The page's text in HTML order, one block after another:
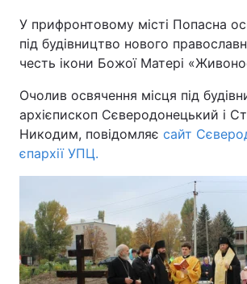
У прифронтовому місті Попасна
під будівництво нового
честь ікони Божої Матері
Очолив освячення місця під
архієпископ Сєверодонецький і
Никодим, повідомляє сайт
єпархії УПЦ.